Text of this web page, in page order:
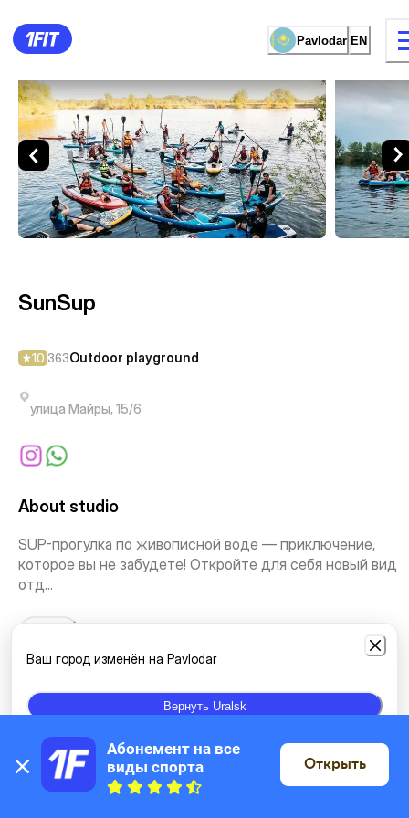
Pavlodar EN
11 types of classes Female
SunSup — Outdoor
SunSup
10 363Outdoor playground
улица Майры, 15/6
About studio
SUP-прогулка по живописной воде — приключение,
которое вы не забудете! Откройте для себя новый вид
отд...
Tourism Equipment rent
On the map
Ваш город изменён на Pavlodar
Вернуть Uralsk
Абонемент на все
виды спорта
Открыть